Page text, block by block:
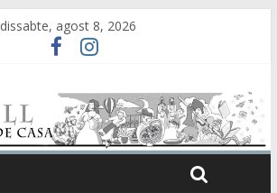
dissabte, agost 8, 2026